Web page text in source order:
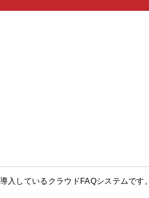
入しているクラウドFAQシステムです。